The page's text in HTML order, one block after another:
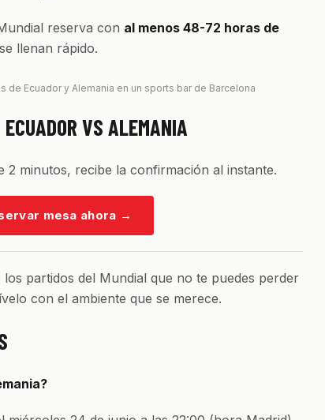
reserva con al menos 48-72 horas de
llenan rápido.
de Ecuador y Alemania en un sports bar de Barcelona
VS ALEMANIA
2 minutos, recibe la confirmación al instante.
mesa ahora →
partidos del Mundial que no te puedes perder
con el ambiente que se merece.